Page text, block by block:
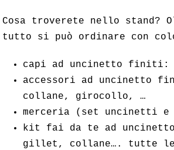
Cosa troverete nello stand?
tutto si può ordinare con
capi ad uncinetto
accessori ad uncinetto
collane, girocollo, …
merceria (set uncinetti e
kit fai da te ad
gillet, collane…. tutte le